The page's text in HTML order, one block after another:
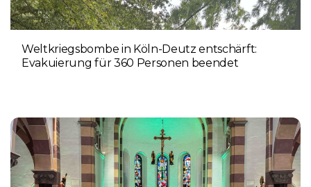
Weltkriegsbombe in Köln-Deutz entschärft:
Evakuierung für 360 Personen beendet